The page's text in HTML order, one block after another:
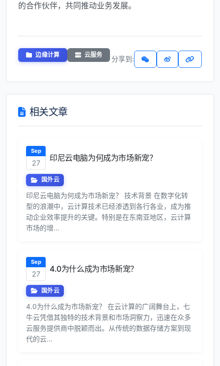
的合作伙伴，共同推动业务发展。
边缘计算 云服务 分享到:
相关文章
Sep
27
印尼云电脑为何成为市场新宠？
国外云
印尼云电脑为何成为市场新宠？ 技术背景 在数字化转
型的浪潮中，云计算技术已经渗透到各行各业，成为推
动企业效率提升的关键。特别是在东南亚地区，云计算
市场的增...
Sep
27
4.0为什么成为市场新宠？
国外云
4.0为什么成为市场新宠？ 在云计算的广阔舞台上，七
牛云凭借其独特的技术背景和市场洞察力，迅速在众多
云服务提供商中脱颖而出。从传统的数据存储方案到现
代的云...